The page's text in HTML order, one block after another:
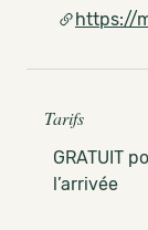
https://
Tarifs
GRATUIT
l’arrivée